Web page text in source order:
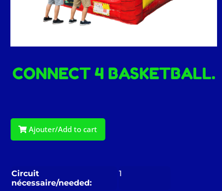
CONNECT 4 BASKETBALL.
Ajouter/Add to cart
Circuit
nécessaire/needed:
1